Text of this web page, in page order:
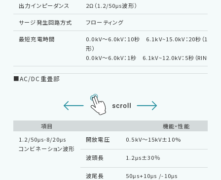
出力インピーダンス 2Ω（1.2/50μs波形）
サージ発生回路方式 フローティング
最短充電時間
0.0kV～6.0kV：10秒 6.1kV~15.0kV：20秒（1.2/
形）
0.0kV～6.0kV：1秒 6.1kV~12.0kV：5秒（
■AC/DC重畳部
項目
機能・性能
1.2/50μs-8/20μs
コンビネーション波形
開放電圧 0.5kV～15kV±10%
波頭長 1.2μs±30％
波尾長 50μs+10μs /-10μs